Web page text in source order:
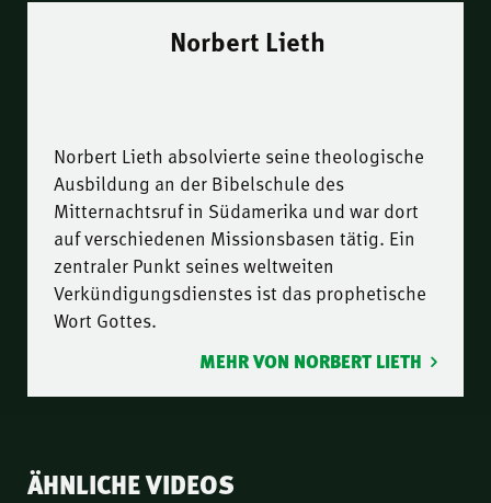
Norbert Lieth
Norbert Lieth absolvierte seine theologische
Ausbildung an der Bibelschule des
Mitternachtsruf in Südamerika und war dort
auf verschiedenen Missionsbasen tätig. Ein
zentraler Punkt seines weltweiten
Verkündigungsdienstes ist das prophetische
Wort Gottes.
MEHR VON NORBERT LIETH
ÄHNLICHE VIDEOS